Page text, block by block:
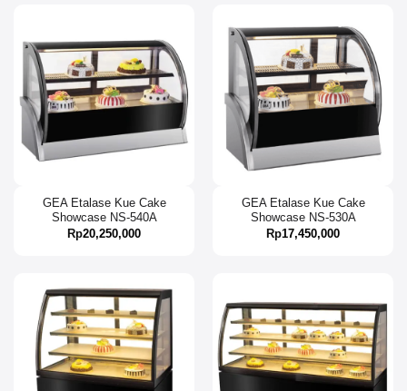
GEA Etalase Kue Cake
Showcase NS-540A
Rp20,250,000
GEA Etalase Kue Cake
Showcase NS-530A
Rp17,450,000